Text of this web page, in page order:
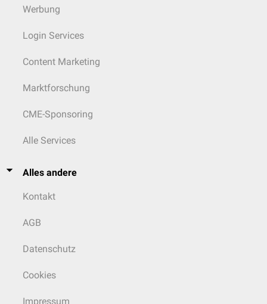
Werbung
Login Services
Content Marketing
Marktforschung
CME-Sponsoring
Alle Services
Alles andere
Kontakt
AGB
Datenschutz
Cookies
Impressum